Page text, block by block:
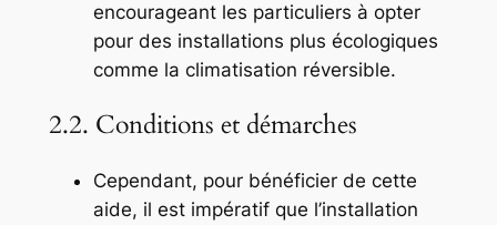
encourageant les particuliers à opter
pour des installations plus écologiques
comme la climatisation réversible.
2.2. Conditions et démarches
Cependant, pour bénéficier de cette
aide, il est impératif que l’installation